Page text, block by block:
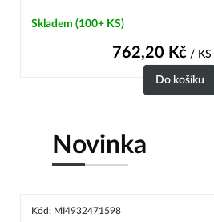
Skladem (100+ KS)
762,20 Kč / KS
Do košíku
Novinka
Kód: MI4932471598